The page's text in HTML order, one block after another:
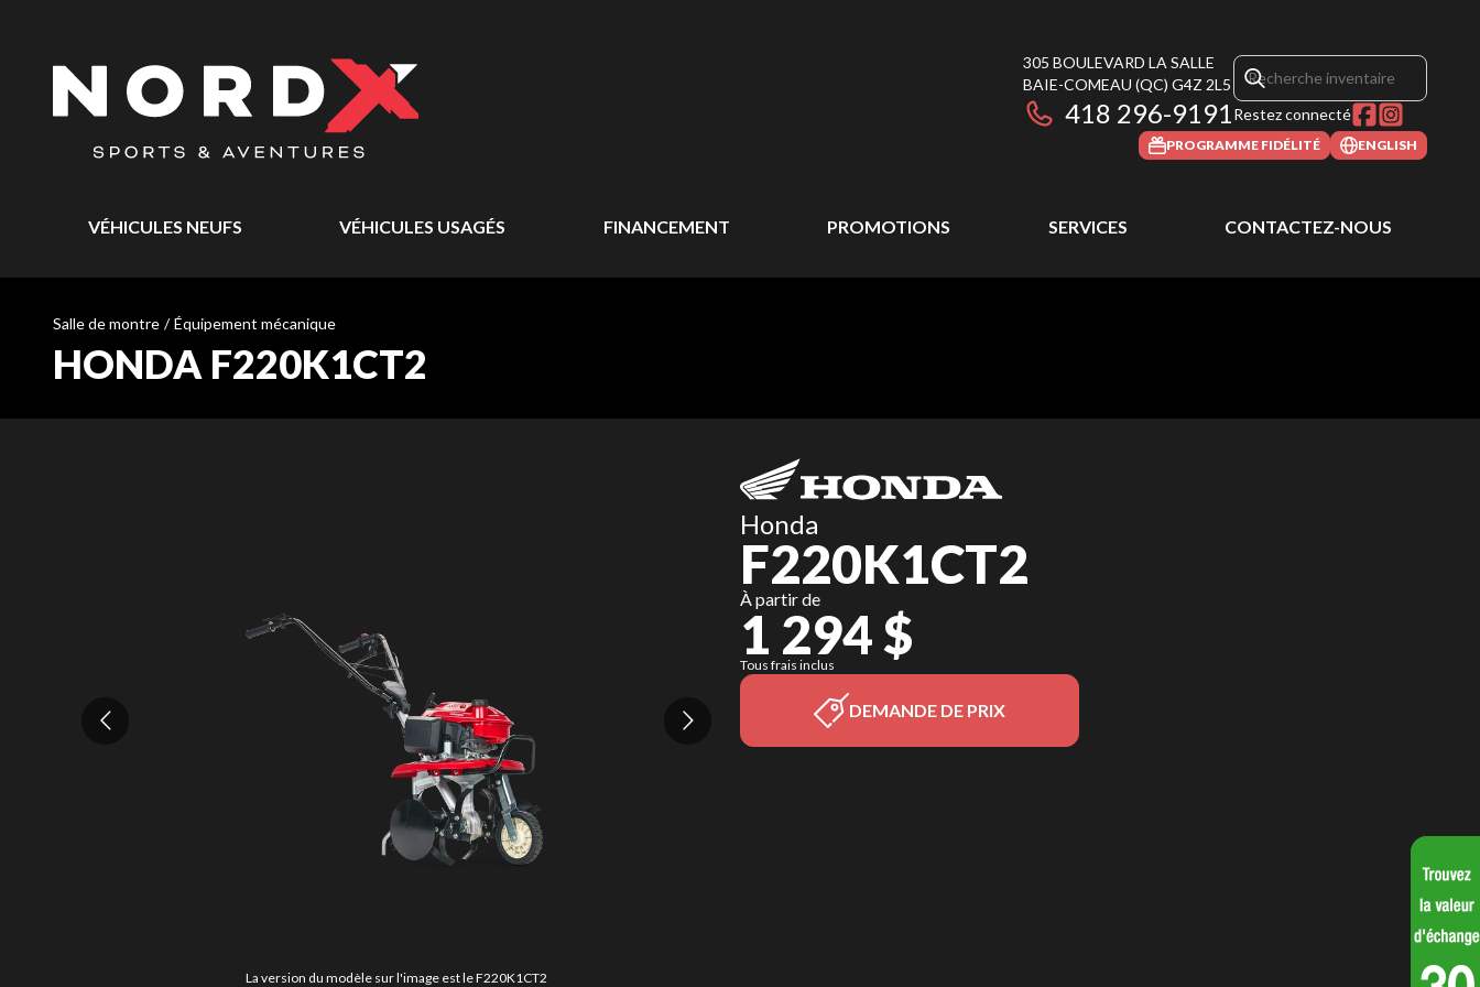
305 BOULEVARD LA SALLE
BAIE-COMEAU (QC) G4Z 2L5
418 296-9191Restez connecté
PROGRAMME FIDÉLITÉ ENGLISH
VÉHICULES NEUFS VÉHICULES USAGÉS FINANCEMENT PROMOTIONS SERVICES CONTACTEZ-NOUS
Salle de montre / Équipement mécanique
HONDA F220K1CT2
La version du modèle sur l'image est le F220K1CT2
Honda
F220K1CT2
À partir de
1 294 $
Tous frais inclus
DEMANDE DE PRIX